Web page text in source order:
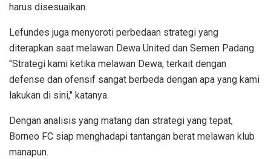
harus disesuaikan.
Lefundes juga menyoroti perbedaan strategi yang
diterapkan saat melawan Dewa United dan Semen Padang.
"Strategi kami ketika melawan Dewa, terkait dengan
defense dan ofensif sangat berbeda dengan apa yang kami
lakukan di sini," katanya.
Dengan analisis yang matang dan strategi yang tepat,
Borneo FC siap menghadapi tantangan berat melawan klub
manapun.